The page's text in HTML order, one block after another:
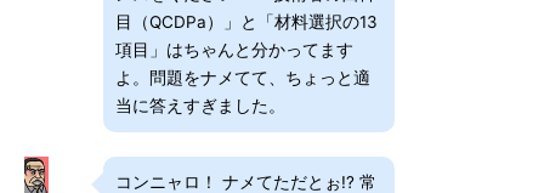
目（QCDPa）」と「材料選択の13
項目」はちゃんと分かってます
よ。問題をナメてて、ちょっと適
当に答えすぎました。
コンニャロ！ ナメてただとぉ!? 常